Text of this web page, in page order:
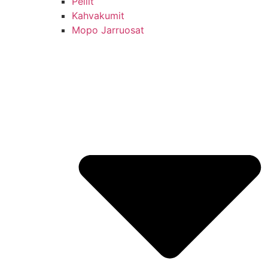
Kahvakumit
Mopo Jarruosat